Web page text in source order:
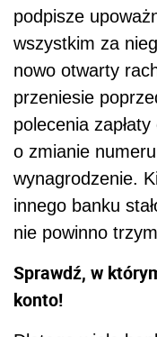
podpisze
wszystkim za
nowo otwarty
przeniesie
polecenia
o zmianie
wynagrodzenie.
innego banku
nie powinno
Sprawdź, w
konto!